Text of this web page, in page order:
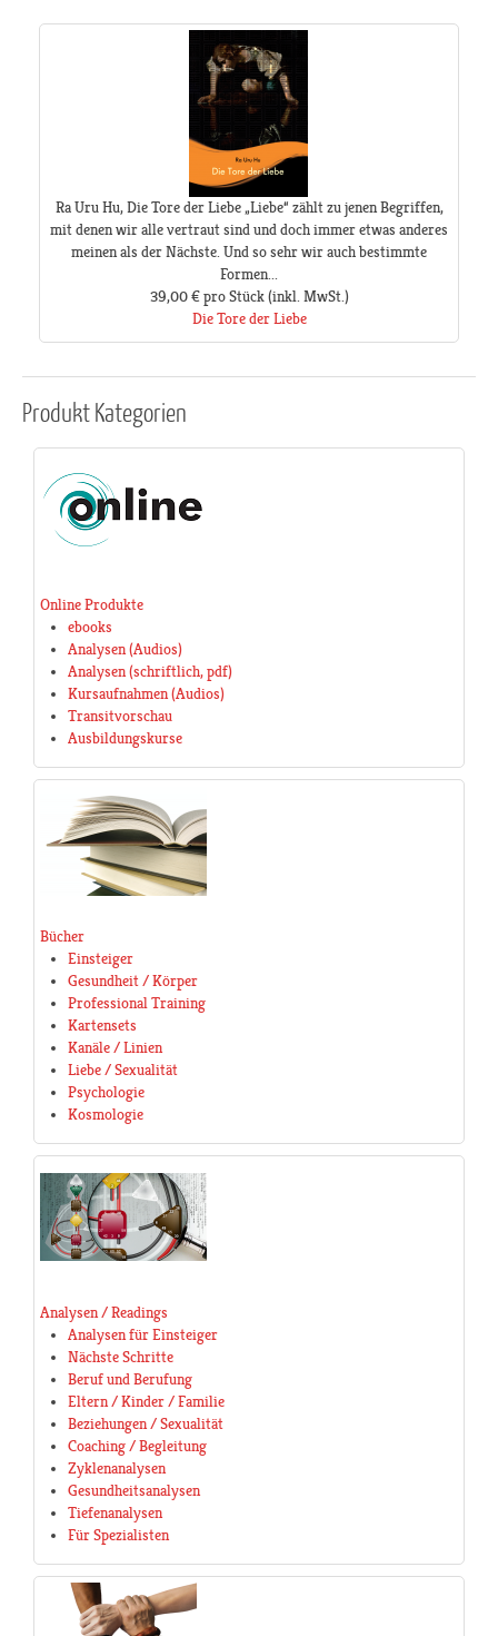
Ra Uru Hu, Die Tore der Liebe „Liebe“ zählt zu jenen Begriffen,
mit denen wir alle vertraut sind und doch immer etwas anderes
meinen als der Nächste. Und so sehr wir auch bestimmte
Formen...
39,00 € pro Stück(inkl. MwSt.)
Die Tore der Liebe
ProduktKategorien
Online Produkte
ebooks
Analysen (Audios)
Analysen (schriftlich, pdf)
Kursaufnahmen (Audios)
Transitvorschau
Ausbildungskurse
Bücher
Einsteiger
Gesundheit / Körper
Professional Training
Kartensets
Kanäle / Linien
Liebe / Sexualität
Psychologie
Kosmologie
Analysen / Readings
Analysen für Einsteiger
Nächste Schritte
Beruf und Berufung
Eltern / Kinder / Familie
Beziehungen / Sexualität
Coaching / Begleitung
Zyklenanalysen
Gesundheitsanalysen
Tiefenanalysen
Für Spezialisten